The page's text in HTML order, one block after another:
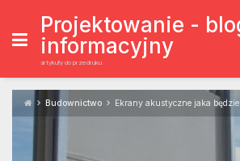
content
Projektowanie -
informacyjny
artykuły do przedruku
Budownictwo Ekrany akustyczne jaka będzie